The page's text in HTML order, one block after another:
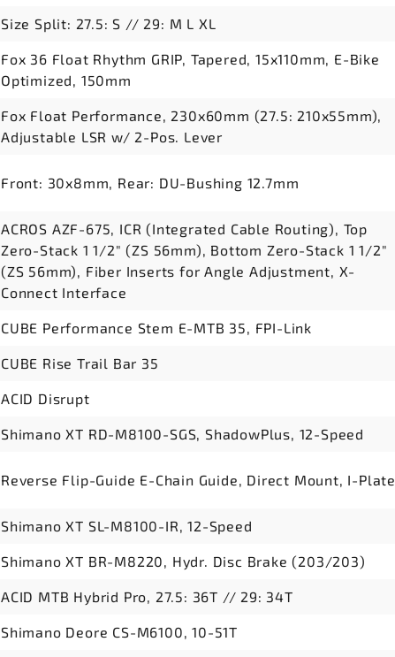
Size Split: 27.5: S // 29: M L XL
Fox 36 Float Rhythm GRIP, Tapered, 15x110mm, E-Bike
Optimized, 150mm
Fox Float Performance, 230x60mm (27.5: 210x55mm),
Adjustable LSR w/ 2-Pos. Lever
Front: 30x8mm, Rear: DU-Bushing 12.7mm
ACROS AZF-675, ICR (Integrated Cable Routing), Top
Zero-Stack 1 1/2" (ZS 56mm), Bottom Zero-Stack 1 1/2"
(ZS 56mm), Fiber Inserts for Angle Adjustment, X-
Connect Interface
CUBE Performance Stem E-MTB 35, FPI-Link
CUBE Rise Trail Bar 35
ACID Disrupt
Shimano XT RD-M8100-SGS, ShadowPlus, 12-Speed
Reverse Flip-Guide E-Chain Guide, Direct Mount, I-Plate
Shimano XT SL-M8100-IR, 12-Speed
Shimano XT BR-M8220, Hydr. Disc Brake (203/203)
ACID MTB Hybrid Pro, 27.5: 36T // 29: 34T
Shimano Deore CS-M6100, 10-51T